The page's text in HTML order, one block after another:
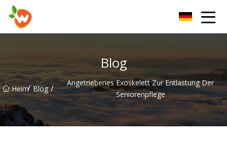
Blog
Heim/ Blog /
Angetriebenes Exoskelett Zur Entlastung Der
Seniorenpflege